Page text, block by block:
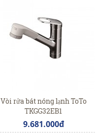
Vòi rửa bát nóng lạnh ToTo
TKGG32EB1
9.681.000đ